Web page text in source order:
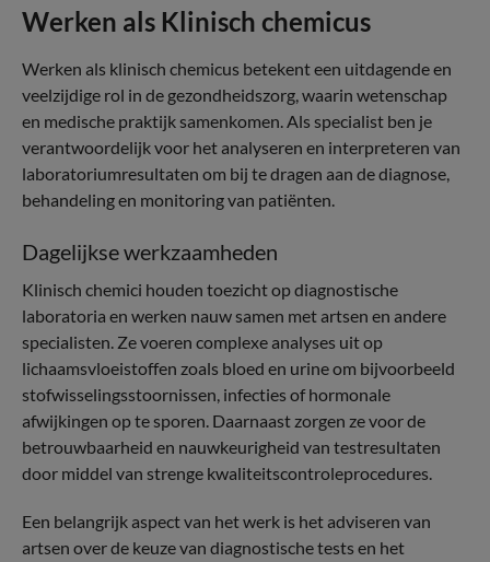
Werken als Klinisch chemicus
Werken als klinisch chemicus betekent een uitdagende en
veelzijdige rol in de gezondheidszorg, waarin wetenschap
en medische praktijk samenkomen. Als specialist ben je
verantwoordelijk voor het analyseren en interpreteren van
laboratoriumresultaten om bij te dragen aan de diagnose,
behandeling en monitoring van patiënten.
Dagelijkse werkzaamheden
Klinisch chemici houden toezicht op diagnostische
laboratoria en werken nauw samen met artsen en andere
specialisten. Ze voeren complexe analyses uit op
lichaamsvloeistoffen zoals bloed en urine om bijvoorbeeld
stofwisselingsstoornissen, infecties of hormonale
afwijkingen op te sporen. Daarnaast zorgen ze voor de
betrouwbaarheid en nauwkeurigheid van testresultaten
door middel van strenge kwaliteitscontroleprocedures.
Een belangrijk aspect van het werk is het adviseren van
artsen over de keuze van diagnostische tests en het